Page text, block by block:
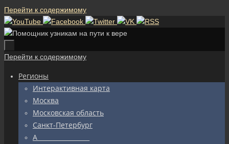
Перейти к содержимому
Перейти к содержимому
Регионы
Интерактивная карта
Москва
Московская область
Санкт-Петербург
А_________________